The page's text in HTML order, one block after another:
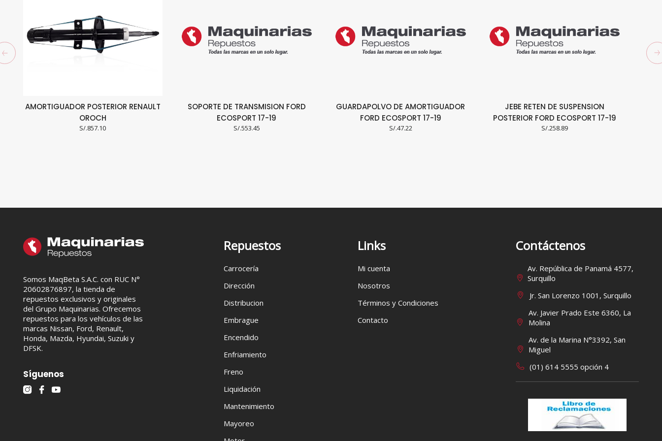
AMORTIGUADOR POSTERIOR RENAULT
OROCH
S/.857.10
SOPORTE DE TRANSMISION FORD
ECOSPORT 17-19
S/.553.45
GUARDAPOLVO DE AMORTIGUADOR
FORD ECOSPORT 17-19
S/.47.22
JEBE RETEN DE SUSPENSION
POSTERIOR FORD ECOSPORT 17-19
S/.258.89
Somos MaqBeta S.A.C. con RUC N°
20602876897, la tienda de
repuestos exclusivos y originales
del Grupo Maquinarias. Ofrecemos
repuestos para los vehículos de las
marcas Nissan, Ford, Renault,
Honda, Mazda, Hyundai, Suzuki y
DFSK.
Síguenos
Repuestos
Carrocería
Dirección
Distribucion
Embrague
Encendido
Enfriamiento
Freno
Liquidación
Mantenimiento
Mayoreo
Links
Mi cuenta
Nosotros
Términos y Condiciones
Contacto
Contáctenos
Av. República de Panamá 4577,
Surquillo
Jr. San Lorenzo 1001, Surquillo
Av. Javier Prado Este 6360, La
Molina
Av. de la Marina N°3392, San
Miguel
(01) 614 5555 opción 4